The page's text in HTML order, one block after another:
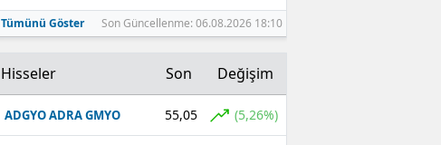
Tümünü Göster Son Güncellenme: 06.08.2026 18:10
Hisseler Son Değişim
ADGYO ADRA GMYO 55,05 (5,26%)